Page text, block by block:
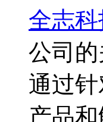
全志科
公司
通过
产品和